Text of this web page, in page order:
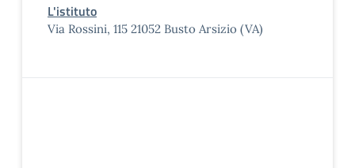
L'istituto
Via Rossini, 115 21052 Busto Arsizio (VA)